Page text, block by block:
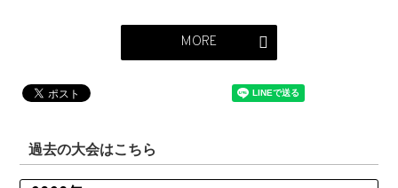
MORE
過去の大会はこちら